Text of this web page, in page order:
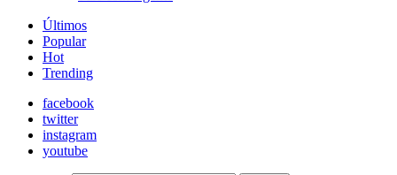
Últimos
Popular
Hot
Trending
facebook
twitter
instagram
youtube